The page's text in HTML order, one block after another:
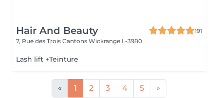
Hair And Beauty
191
7, Rue des Trois Cantons Wickrange L-3980
Lash lift +Teinture
« 1 2 3 4 5 »